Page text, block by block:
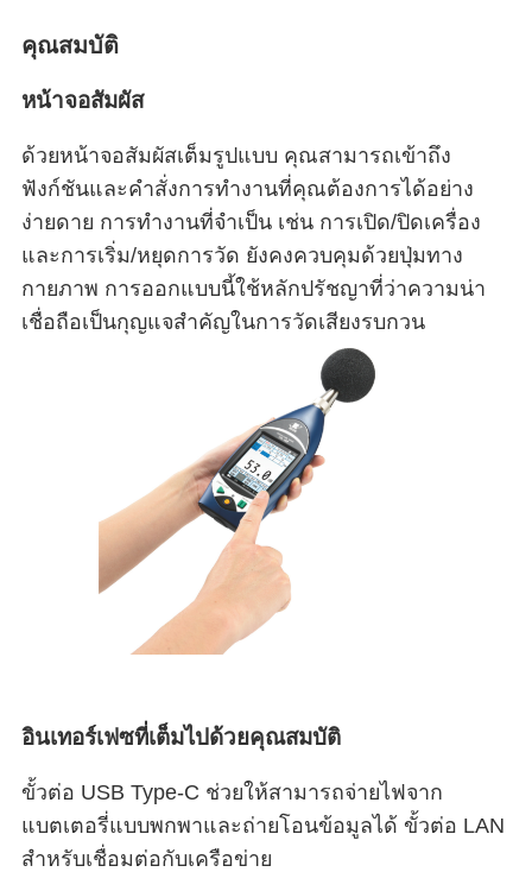
คุณสมบัติ
หน้าจอสัมผัส
ด้วยหน้าจอสัมผัสเต็มรูปแบบ คุณสามารถเข้าถึง
ฟังก์ชันและคำสั่งการทำงานที่คุณต้องการได้อย่าง
ง่ายดาย การทำงานที่จำเป็น เช่น การเปิด/ปิดเครื่อง
และการเริ่ม/หยุดการวัด ยังคงควบคุมด้วยปุ่มทาง
กายภาพ การออกแบบนี้ใช้หลักปรัชญาที่ว่าความน่า
เชื่อถือเป็นกุญแจสำคัญในการวัดเสียงรบกวน
อินเทอร์เฟซที่เต็มไปด้วยคุณสมบัติ
ขั้วต่อ USB Type-C ช่วยให้สามารถจ่ายไฟจาก
แบตเตอรี่แบบพกพาและถ่ายโอนข้อมูลได้ ขั้วต่อ LAN
สำหรับเชื่อมต่อกับเครือข่าย